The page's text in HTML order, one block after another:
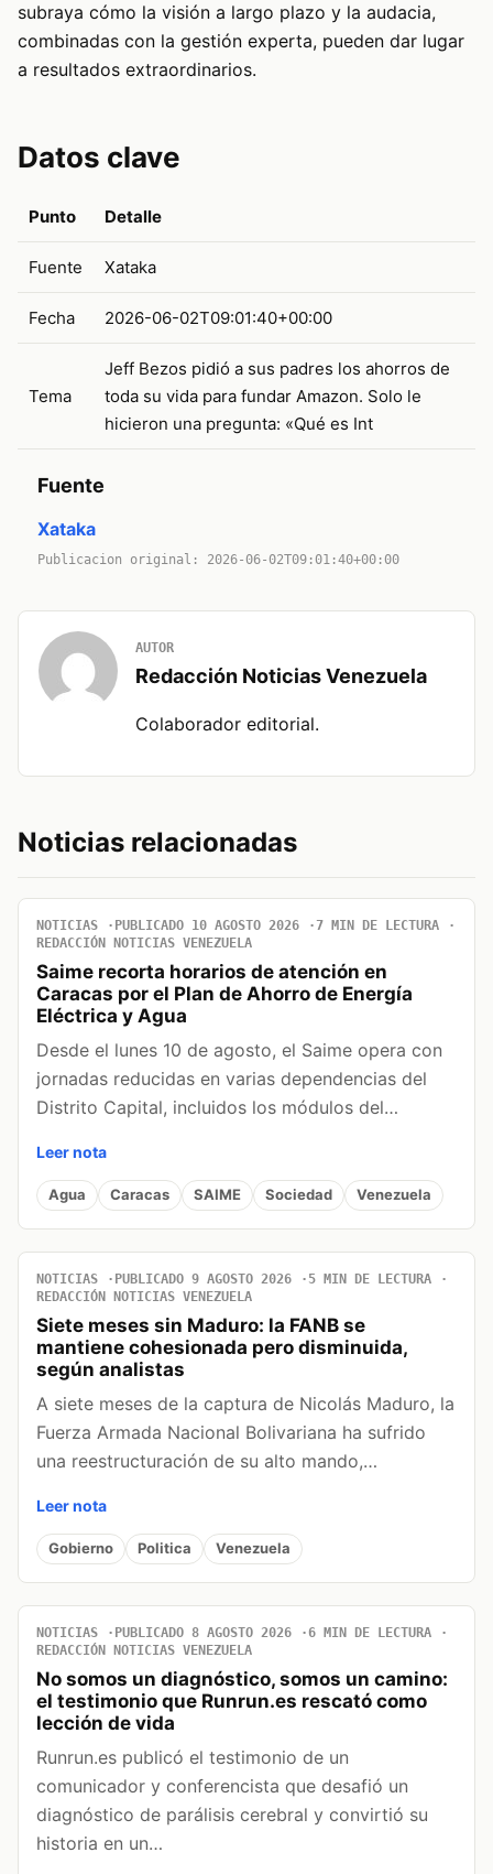
subraya cómo la visión a largo plazo y la audacia,
combinadas con la gestión experta, pueden dar lugar
a resultados extraordinarios.
Datos clave
Punto Detalle
Fuente Xataka
Fecha 2026-06-02T09:01:40+00:00
Tema
Jeff Bezos pidió a sus padres los ahorros de
toda su vida para fundar Amazon. Solo le
hicieron una pregunta: «Qué es Int
Fuente
Xataka
Publicacion original: 2026-06-02T09:01:40+00:00
AUTOR
Redacción Noticias Venezuela
Colaborador editorial.
Noticias relacionadas
NOTICIAS PUBLICADO 10 AGOSTO 2026
7 MIN DE LECTURA
REDACCIÓN NOTICIAS VENEZUELA
Saime recorta horarios de atención en
Caracas por el Plan de Ahorro de Energía
Eléctrica y Agua
Desde el lunes 10 de agosto, el Saime opera con
jornadas reducidas en varias dependencias del
Distrito Capital, incluidos los módulos del…
Leer nota
Agua Caracas SAIME Sociedad Venezuela
NOTICIAS PUBLICADO 9 AGOSTO 2026
5 MIN DE LECTURA
REDACCIÓN NOTICIAS VENEZUELA
Siete meses sin Maduro: la FANB se
mantiene cohesionada pero disminuida,
según analistas
A siete meses de la captura de Nicolás Maduro, la
Fuerza Armada Nacional Bolivariana ha sufrido
una reestructuración de su alto mando,…
Leer nota
Gobierno Politica Venezuela
NOTICIAS PUBLICADO 8 AGOSTO 2026
6 MIN DE LECTURA
REDACCIÓN NOTICIAS VENEZUELA
No somos un diagnóstico, somos un camino:
el testimonio que Runrun.es rescató como
lección de vida
Runrun.es publicó el testimonio de un
comunicador y conferencista que desafió un
diagnóstico de parálisis cerebral y convirtió su
historia en un…